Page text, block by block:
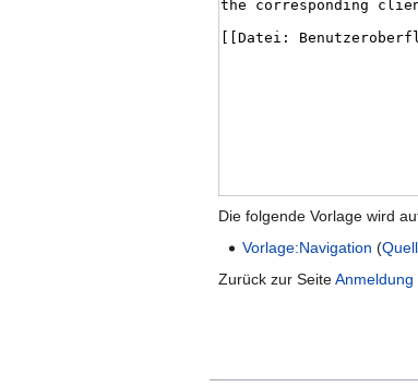
Die folgende Vorlage wird
Vorlage:Navigation (
Zurück zur SeiteAnmeldung